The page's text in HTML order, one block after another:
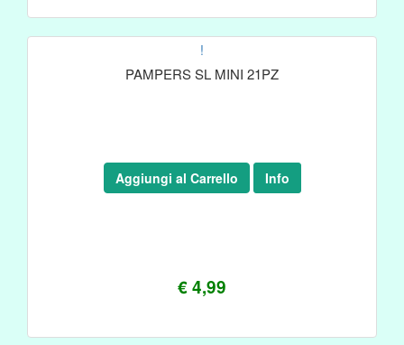
!
PAMPERS SL MINI 21PZ
€ 4,99
Aggiungi al Carrello Info